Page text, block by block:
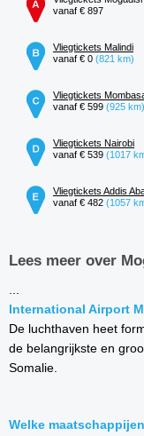
vanaf € 897
Vliegtickets Malindi
vanaf € 0 (821 km)
Vliegtickets
vanaf € 599 (925 km)
Vliegtickets Nairobi
vanaf € 539 (1017
Vliegtickets Addis
vanaf € 482 (1057
Lees meer over
...
International Airport
De luchthaven heet
de belangrijkste en
Somalie.
Welke